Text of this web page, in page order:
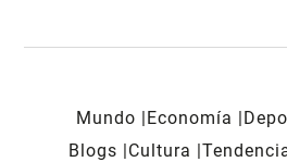
Mundo Economía
Blogs
Cultura